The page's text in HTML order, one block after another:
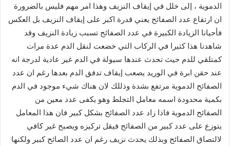
الدموية ، إلى خلل في إيقاف النزيف وهذا امر مهم فليس بالضرورة
ان ارتفاع عدد الصفائح يعني قدرة اكبر على إيقاف النزيف بل العكس
فأحيانا الزيادة الكبيرة في عدد الصفائح تسبب زيادة النزيف وقد
شاهدنا هذا كثيرا في الركاب التي خضعت لنقل الدم عدة مرات
كمتلقي للدم حيث تحدث عندها سيولة في الدم غير عادية لدرجة انه
عند حقن ابرة في الوريد يصعب إيقاف تدفق الدم بعدها رغم ان عدد
الصفائح الدموية مرتفع بشدة وذللك لان هناك شيء موجود في الدم
بكمية محدودة اسمه معامل التجلط وهو يكفى عدد معين من
الصفائح الدموية فاذا زاد عدد الصفائح بشكل كبير فان هذا المعامل
يتوزع على عدد كبير من الصفائح فيقل تركيزه ويصبح غير كافي
لالتصاق الصفائح وبذلك يحدث نزيف رغم ان عدد الصائح كبير ولكنها